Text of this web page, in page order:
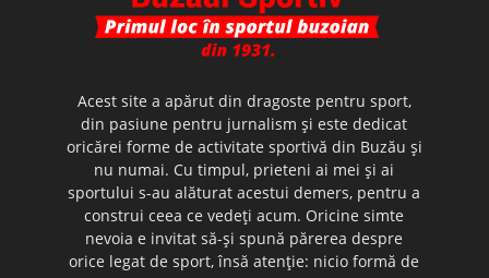
Acest site a apărut din dragoste pentru sport,
din pasiune pentru jurnalism şi este dedicat
oricărei forme de activitate sportivă din Buzău şi
nu numai. Cu timpul, prieteni ai mei şi ai
sportului s-au alăturat acestui demers, pentru a
construi ceea ce vedeţi acum. Oricine simte
nevoia e invitat să-şi spună părerea despre
orice legat de sport, însă atenţie: nicio formă de